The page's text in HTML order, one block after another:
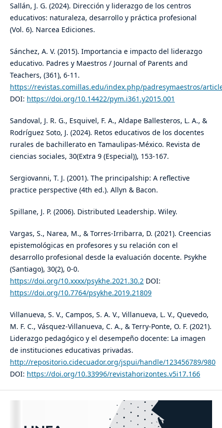
Sallán, J. G. (2024). Dirección y liderazgo de los centros
educativos: naturaleza, desarrollo y práctica profesional
(Vol. 6). Narcea Ediciones.
Sánchez, A. V. (2015). Importancia e impacto del liderazgo
educativo. Padres y Maestros / Journal of Parents and
Teachers, (361), 6-11.
https://revistas.comillas.edu/index.php/padresymaestros/
DOI: https://doi.org/10.14422/pym.i361.y2015.001
Sandoval, J. R. G., Esquivel, F. A., Aldape Ballesteros, L. A., &
Rodríguez Soto, J. (2024). Retos educativos de los docentes
rurales de bachillerato en Tamaulipas-México. Revista de
ciencias sociales, 30(Extra 9 (Especial)), 153-167.
Sergiovanni, T. J. (2001). The principalship: A reflective
practice perspective (4th ed.). Allyn & Bacon.
Spillane, J. P. (2006). Distributed Leadership. Wiley.
Vargas, S., Narea, M., & Torres-Irribarra, D. (2021). Creencias
epistemológicas en profesores y su relación con el
desarrollo profesional desde la evaluación docente. Psykhe
(Santiago), 30(2), 0-0.
https://doi.org/10.xxxx/psykhe.2021.30.2 DOI:
https://doi.org/10.7764/psykhe.2019.21809
Villanueva, S. V., Campos, S. A. V., Villanueva, L. V., Quevedo,
M. F. C., Vásquez-Villanueva, C. A., & Terry-Ponte, O. F. (2021).
Liderazgo pedagógico y el desempeño docente: La imagen
de instituciones educativas privadas.
http://repositorio.cidecuador.org/jspui/handle/123456789/980
DOI: https://doi.org/10.33996/revistahorizontes.v5i17.166